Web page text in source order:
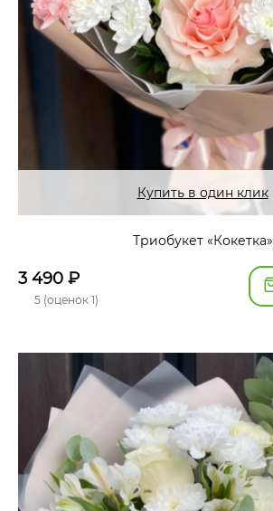
Купить в один клик
Триобукет «Кокетка»
3 490 ₽
5 (оценок 1)